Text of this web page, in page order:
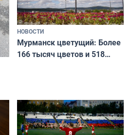
НОВОСТИ
Мурманск цветущий: Более
166 тысяч цветов и 518